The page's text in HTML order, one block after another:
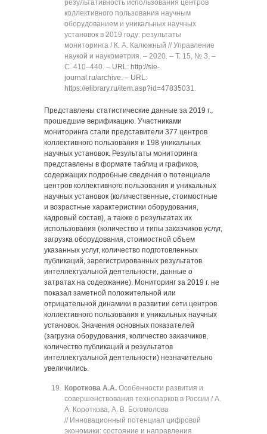
результативность использования центров
коллективного пользования научным
оборудованием и уникальных научных
установок в 2019 году: результаты
мониторинга / К. А. Калюжный // Управление
наукой и наукометрия. ‒ 2020. ‒ Т. 15, № 3. ‒
C. 410‒440. ‒ URL: http://sie-
journal.ru/archive. ‒ URL:
https://elibrary.ru/item.asp?id=47835031.
Представлены статистические данные за 2019 г.,
прошедшие верификацию. Участниками
мониторинга стали представители 377 центров
коллективного пользования и 198 уникальных
научных установок. Результаты мониторинга
представлены в формате таблиц и графиков,
содержащих подробные сведения о потенциале
центров коллективного пользования и уникальных
научных установок (количественные, стоимостные
и возрастные характеристики оборудования,
кадровый состав), а также о результатах их
использования (количество и типы заказчиков услуг,
загрузка оборудования, стоимостной объем
указанных услуг, количество подготовленных
публикаций, зарегистрированных результатов
интеллектуальной деятельности, данные о
затратах на содержание). Мониторинг за 2019 г. не
показал заметной положительной или
отрицательной динамики в развитии сети центров
коллективного пользования и уникальных научных
установок. Значения основных показателей
(загрузка оборудования, количество заказчиков,
количество публикаций и результатов
интеллектуальной деятельности) незначительно
увеличились.
Короткова А.А. Особенности развития и
совершенствования технопарков в России / А.
А. Короткова, А. В. Богомолова
// Инновационный потенциал цифровой
экономики: состояние и направления